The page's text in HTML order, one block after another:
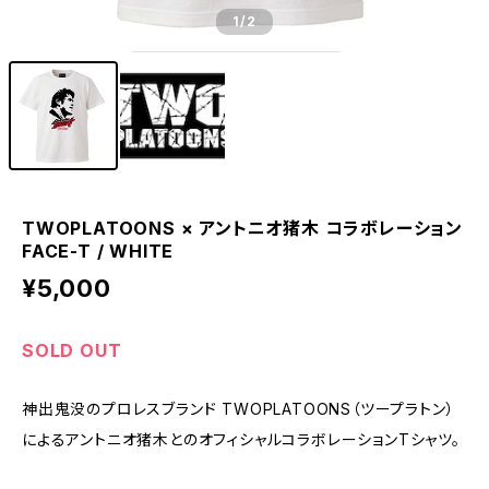
1/2
TWOPLATOONS × アントニオ猪木 コラボレーション
FACE-T / WHITE
¥5,000
SOLD OUT
神出鬼没のプロレスブランド TWOPLATOONS（ツープラトン）
によるアントニオ猪木とのオフィシャルコラボレーションTシャツ。